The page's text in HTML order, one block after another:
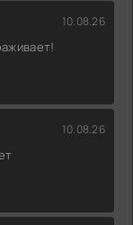
10.08.26
10.08.26